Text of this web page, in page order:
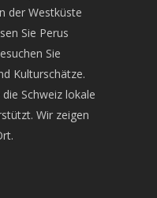
der Westküste
Sie Perus
Sie
Kulturschätze.
Schweiz lokale
Wir zeigen